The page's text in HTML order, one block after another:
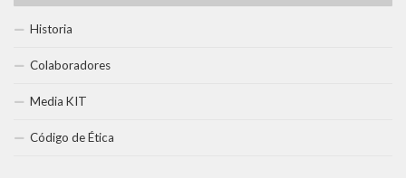
Historia
Colaboradores
Media KIT
Código de Ética